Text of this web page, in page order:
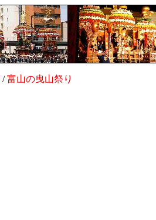
/富山の曳山祭り